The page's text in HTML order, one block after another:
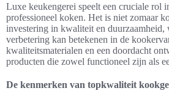
Luxe keukengerei speelt een cruciale rol
professioneel koken. Het is niet zomaar
investering in kwaliteit en duurzaamheid,
verbetering kan betekenen in de
kwaliteitsmaterialen en een doordacht
producten die zowel functioneel zijn als
De kenmerken van topkwaliteit